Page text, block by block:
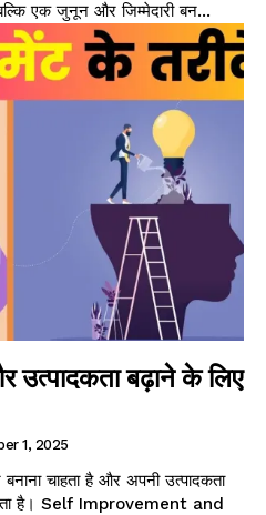
एक जुनून और जिम्मेदारी बन...
बढ़ाने के लिए
1, 2025
चाहता है और अपनी उत्पादकता
है। Self Improvement and